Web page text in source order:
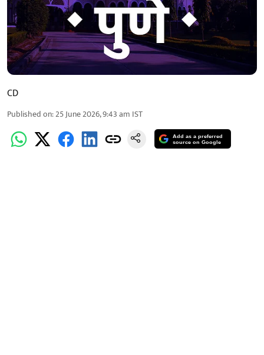
CD
Published on:25 June 2026, 9:43 am IST
Add as a preferred
source on Google